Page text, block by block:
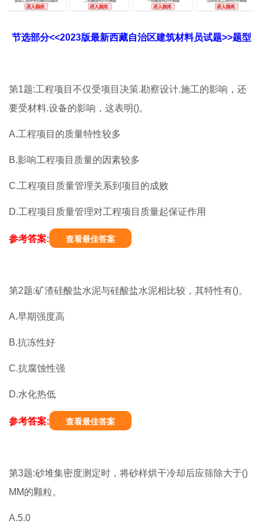
节选部分<<2023版最新西藏自治区建筑材料员试题>>题型
第1题:工程项目不仅受项目决策.勘察设计.施工的影响，还
要受材料.设备的影响，这表明()。
A.工程项目的质量特性较多
B.影响工程项目质量的因素较多
C.工程项目质量管理关系到项目的成败
D.工程项目质量管理对工程项目质量起保证作用
参考答案: 查看最佳答案
第2题:矿渣硅酸盐水泥与硅酸盐水泥相比较，其特性有()。
A.早期强度高
B.抗冻性好
C.抗腐蚀性强
D.水化热低
参考答案: 查看最佳答案
第3题:砂堆集密度测定时，将砂样烘干冷却后应筛除大于()
MM的颗粒。
A.5.0